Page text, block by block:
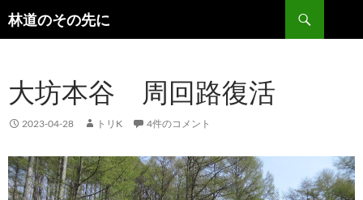
林道のその先に
検
索
ツ
へ
ッ
プ
大坊本谷 周回路復活
2023-04-28 トリK 4件のコメント